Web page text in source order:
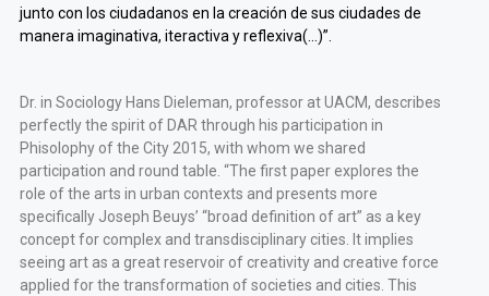
junto con los ciudadanos en la creación de sus ciudades de
manera imaginativa, iteractiva y reflexiva(…)”.
Dr. in Sociology Hans Dieleman, professor at UACM, describes
perfectly the spirit of DAR through his participation in
Phisolophy of the City 2015, with whom we shared
participation and round table. “The first paper explores the
role of the arts in urban contexts and presents more
specifically Joseph Beuys’ “broad definition of art” as a key
concept for complex and transdisciplinary cities. It implies
seeing art as a great reservoir of creativity and creative force
applied for the transformation of societies and cities. This